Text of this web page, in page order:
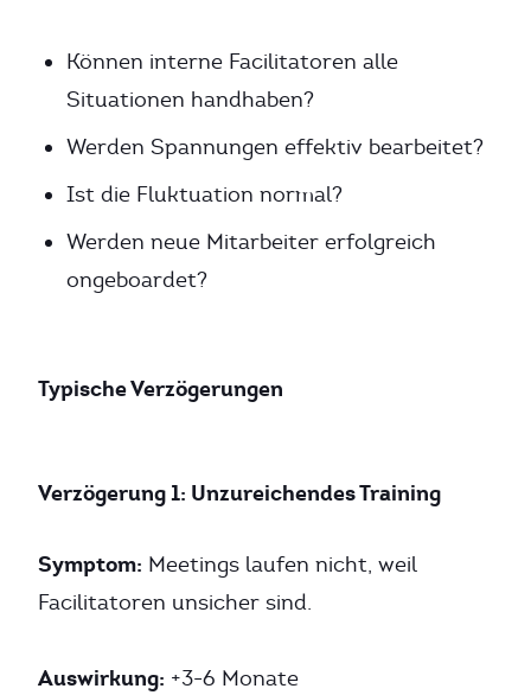
Können interne Facilitatoren alle
Situationen handhaben?
Werden Spannungen effektiv bearbeitet?
Ist die Fluktuation normal?
Werden neue Mitarbeiter erfolgreich
ongeboardet?
Typische Verzögerungen
Verzögerung 1: Unzureichendes Training
Symptom: Meetings laufen nicht, weil
Facilitatoren unsicher sind.
Auswirkung: +3-6 Monate